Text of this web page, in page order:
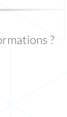
?